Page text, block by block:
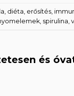
diéta erősítés
spirulina
és